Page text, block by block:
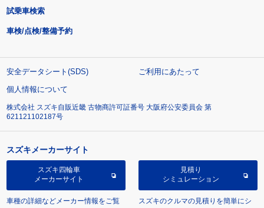
試乗車検索
車検/点検/整備予約
安全データシート(SDS)
ご利用にあたって
個人情報について
株式会社 スズキ自販近畿 古物商許可証番号 大阪府公安委員会 第
621121102187号
スズキメーカーサイト
スズキ四輪車
メーカーサイト
車種の詳細などメーカー情報をご覧
見積り
シミュレーション
スズキのクルマの見積りを簡単にシ